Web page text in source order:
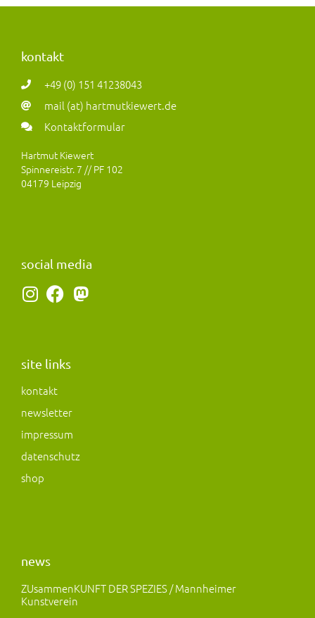
kontakt
+49 (0) 151 41238043
mail (at) hartmutkiewert.de
Kontaktformular
Hartmut Kiewert
Spinnereistr. 7 // PF 102
04179 Leipzig
social media
I
a
r
a
m
F
b
o
k
M
site links
kontakt
newsletter
impressum
datenschutz
shop
news
ZUsammenKUNFT DER SPEZIES / Mannheimer
Kunstverein